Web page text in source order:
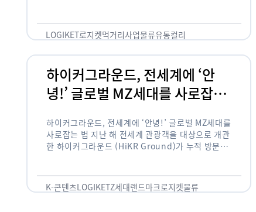
LOGIKET로지켓먹거리사업물류유통컬리
하이커그라운드, 전세계에 ‘안
녕!’ 글로벌 MZ세대를 사로잡는
하이커그라운드, 전세계에 ‘안녕!’ 글로벌 MZ세대를
사로잡는 법 지난 해 전세계 관광객을 대상으로 개관
한 하이커그라운드 (HiKR Ground)가 누적 방문객
방문객이 100만명을 …
K-콘텐츠LOGIKETZ세대랜드마크로지켓물류